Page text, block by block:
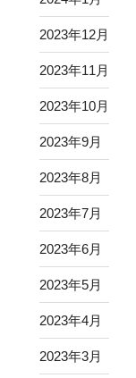
2023年12月
2023年11月
2023年10月
2023年9月
2023年8月
2023年7月
2023年6月
2023年5月
2023年4月
2023年3月